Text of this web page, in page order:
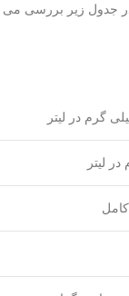
جدول زیر بررسی می